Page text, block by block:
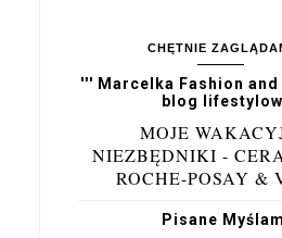
CHĘTNIE
''' Marcelka Fashion
blog
MOJE
NIEZBĘDNIKI -
ROCHE-POSAY &
Pisane